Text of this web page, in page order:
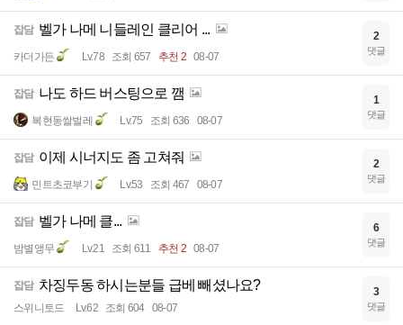
잡담 벨가 나메 니들레인 클리어 ...
카더가든 Lv.78 조회 657 추천 2 08-07
2
댓글
잡담 나도 하드 버스팅으로 깸
복현동쌀벌레 Lv.75 조회 636 08-07
1
댓글
잡담 이제 시너지도 좀 고쳐줘
민트초코부기 Lv.53 조회 467 08-07
2
댓글
잡담 벨가 나메 클...
밤별앵무 Lv.21 조회 611 추천 2 08-07
6
댓글
잡담 차징두동 하시는분들 급베 빼셨나요?
스위니토드 Lv.62 조회 604 08-07
3
댓글